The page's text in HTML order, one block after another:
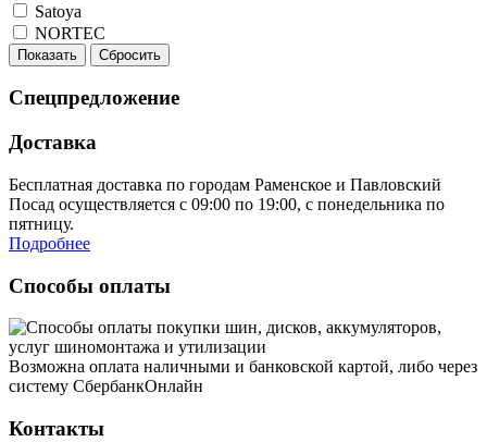
Satoya
NORTEC
Показать Сбросить
Спецпредложение
Доставка
Бесплатная доставка по городам Раменское и Павловский
Посад осуществляется с 09:00 по 19:00, с понедельника по
пятницу.
Подробнее
Способы оплаты
Возможна оплата наличными и банковской картой, либо через
систему СбербанкОнлайн
Контакты